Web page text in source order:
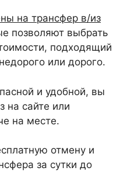
на трансфер в/из
позволяют выбрать
подходящий
или дорого.
и удобной, вы
на сайте или
на месте.
отмену и
за сутки до